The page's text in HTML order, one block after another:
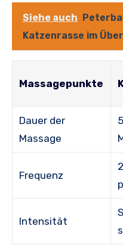
Siehe auch
Katzenrasse im
Massagepunkte
Dauer der
Massage
Frequenz
Intensität